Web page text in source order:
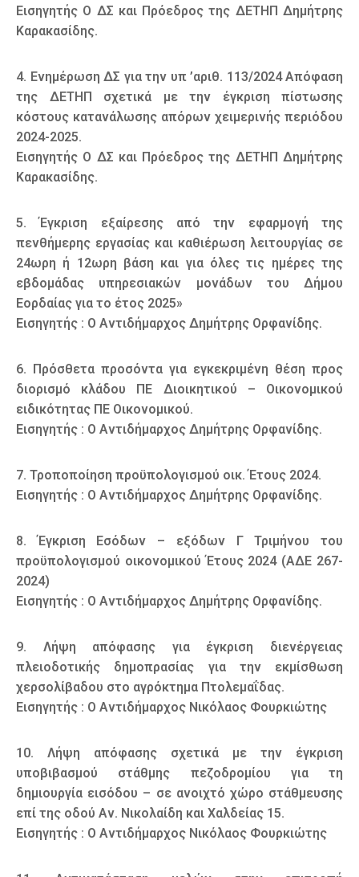
Εισηγητής Ο ΔΣ και Πρόεδρος της ΔΕΤΗΠ Δημήτρης
Καρακασίδης.
4. Ενημέρωση ΔΣ για την υπ ’αριθ. 113/2024 Απόφαση
της ΔΕΤΗΠ σχετικά με την έγκριση πίστωσης
κόστους κατανάλωσης απόρων χειμερινής περιόδου
2024-2025.
Εισηγητής Ο ΔΣ και Πρόεδρος της ΔΕΤΗΠ Δημήτρης
Καρακασίδης.
5. Έγκριση εξαίρεσης από την εφαρμογή της
πενθήμερης εργασίας και καθιέρωση λειτουργίας σε
24ωρη ή 12ωρη βάση και για όλες τις ημέρες της
εβδομάδας υπηρεσιακών μονάδων του Δήμου
Εορδαίας για το έτος 2025»
Εισηγητής : Ο Αντιδήμαρχος Δημήτρης Ορφανίδης.
6. Πρόσθετα προσόντα για εγκεκριμένη θέση προς
διορισμό κλάδου ΠΕ Διοικητικού – Οικονομικού
ειδικότητας ΠΕ Οικονομικού.
Εισηγητής : Ο Αντιδήμαρχος Δημήτρης Ορφανίδης.
7. Τροποποίηση προϋπολογισμού οικ. Έτους 2024.
Εισηγητής : Ο Αντιδήμαρχος Δημήτρης Ορφανίδης.
8. Έγκριση Εσόδων – εξόδων Γ Τριμήνου του
προϋπολογισμού οικονομικού Έτους 2024 (ΑΔΕ 267-
2024)
Εισηγητής : Ο Αντιδήμαρχος Δημήτρης Ορφανίδης.
9. Λήψη απόφασης για έγκριση διενέργειας
πλειοδοτικής δημοπρασίας για την εκμίσθωση
χερσολίβαδου στο αγρόκτημα Πτολεμαΐδας.
Εισηγητής : Ο Αντιδήμαρχος Νικόλαος Φουρκιώτης
10. Λήψη απόφασης σχετικά με την έγκριση
υποβιβασμού στάθμης πεζοδρομίου για τη
δημιουργία εισόδου – σε ανοιχτό χώρο στάθμευσης
επί της οδού Αν. Νικολαίδη και Χαλδείας 15.
Εισηγητής : Ο Αντιδήμαρχος Νικόλαος Φουρκιώτης